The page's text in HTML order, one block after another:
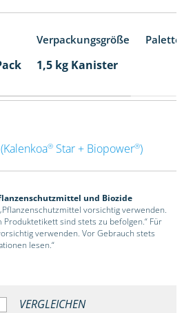
Verpackungsgröße
1,5 kg Kanister
®Star + Biopower®)
und Biozide
vorsichtig verwenden.
sind stets zu befolgen.“ Für
verwenden. Vor Gebrauch stets
lesen.“
VERGLEICHEN